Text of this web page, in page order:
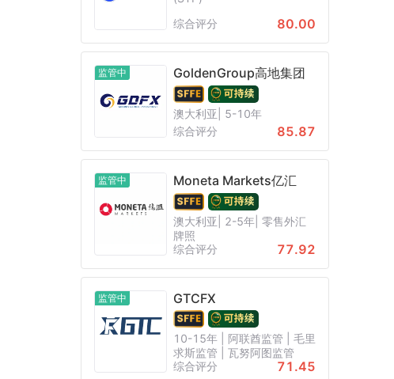
综合评分
80.00
监管中 GoldenGroup高地集团
澳大利亚| 5-10年
综合评分
85.87
监管中 Moneta Markets亿汇
澳大利亚| 2-5年| 零售外汇
牌照
综合评分
77.92
监管中 GTCFX
10-15年 | 阿联酋监管 | 毛里
求斯监管 | 瓦努阿图监管
综合评分
71.45